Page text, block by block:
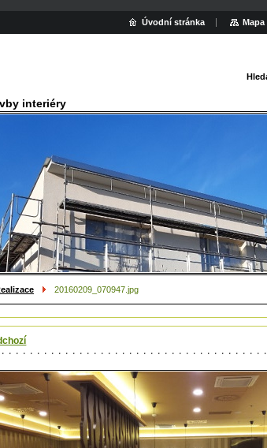
interiéry
20160209_070947.jpg
Úvodní stránka